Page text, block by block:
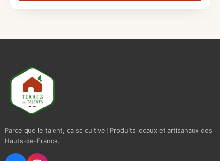
Parce que le talent, ça se cultive ! Produits locaux et artisanaux des
Hauts-de-France.